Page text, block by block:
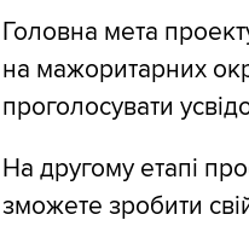
Головна мета
на мажоритарних
проголосувати
На другому етапі
зможете зробити